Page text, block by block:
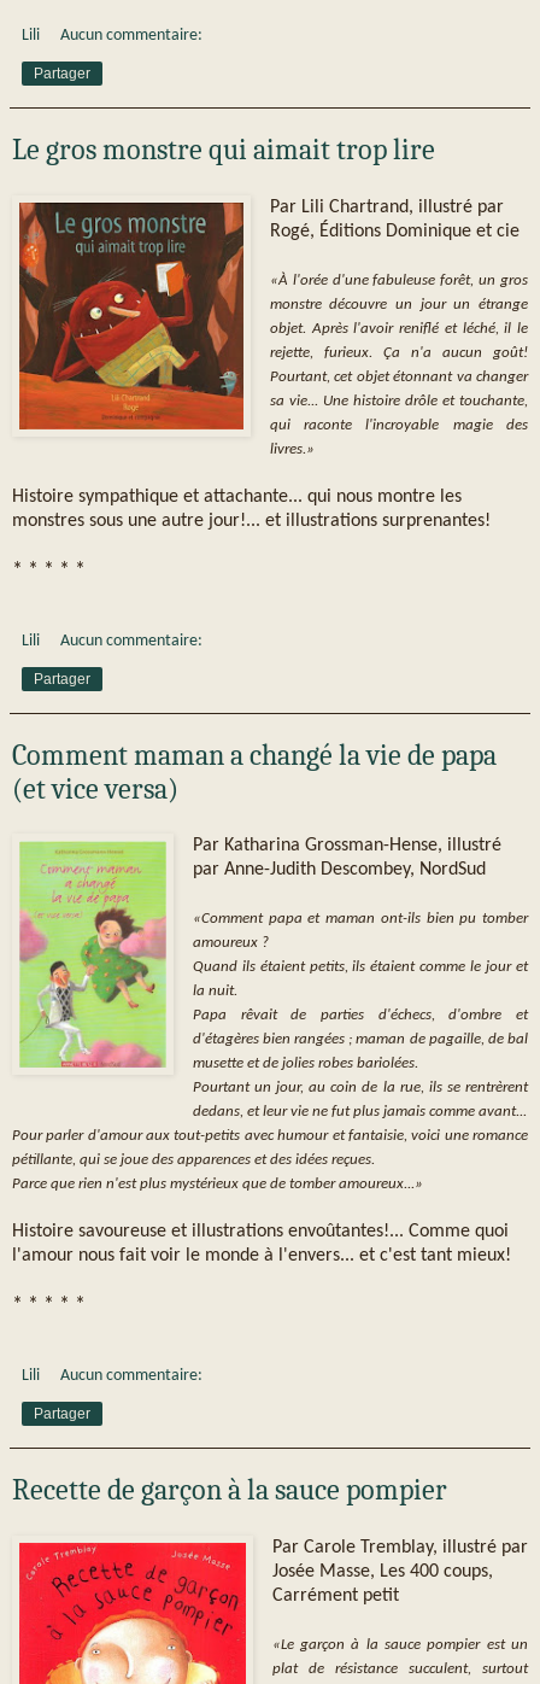
Lili Aucun commentaire:
Partager
Le gros monstre qui aimait trop lire
Par Lili Chartrand, illustré par
Rogé, Éditions Dominique et cie
«À l'orée d'une fabuleuse forêt, un gros
monstre découvre un jour un étrange
objet. Après l'avoir reniflé et léché, il le
rejette, furieux. Ça n'a aucun goût!
Pourtant, cet objet étonnant va changer
sa vie... Une histoire drôle et touchante,
qui raconte l'incroyable magie des
livres.»
Histoire sympathique et attachante... qui nous montre les
monstres sous une autre jour!... et illustrations surprenantes!
* * * * *
Lili Aucun commentaire:
Partager
Comment maman a changé la vie de papa
(et vice versa)
Par Katharina Grossman-Hense, illustré
par Anne-Judith Descombey, NordSud
«Comment papa et maman ont-ils bien pu tomber
amoureux ?
Quand ils étaient petits, ils étaient comme le jour et
la nuit.
Papa rêvait de parties d'échecs, d'ombre et
d'étagères bien rangées ; maman de pagaille, de bal
musette et de jolies robes bariolées.
Pourtant un jour, au coin de la rue, ils se rentrèrent
dedans, et leur vie ne fut plus jamais comme avant...
Pour parler d'amour aux tout-petits avec humour et fantaisie, voici une romance
pétillante, qui se joue des apparences et des idées reçues.
Parce que rien n'est plus mystérieux que de tomber amoureux...»
Histoire savoureuse et illustrations envoûtantes!... Comme quoi
l'amour nous fait voir le monde à l'envers... et c'est tant mieux!
* * * * *
Lili Aucun commentaire:
Partager
Recette de garçon à la sauce pompier
Par Carole Tremblay, illustré par
Josée Masse, Les 400 coups,
Carrément petit
«Le garçon à la sauce pompier est un
plat de résistance succulent, surtout